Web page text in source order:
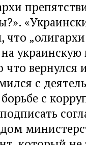
что
украинскую
что вернулся
с
с